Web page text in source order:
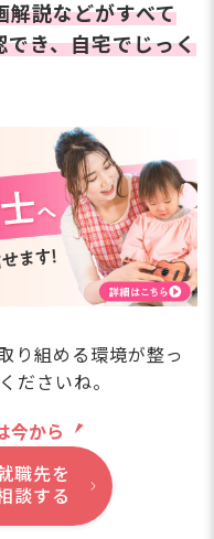
解説などがすべて
き、自宅でじっく
り組める環境が整っ
ださいね。
今から
職先を
談する